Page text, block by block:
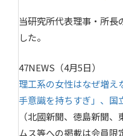
当研究所代表理事・所長
した。
47NEWS（4月5日）
理工系の女性はなぜ増
手意識を持ちすぎ」、国
（北國新聞、徳島新聞
ムス等への掲載は会員限